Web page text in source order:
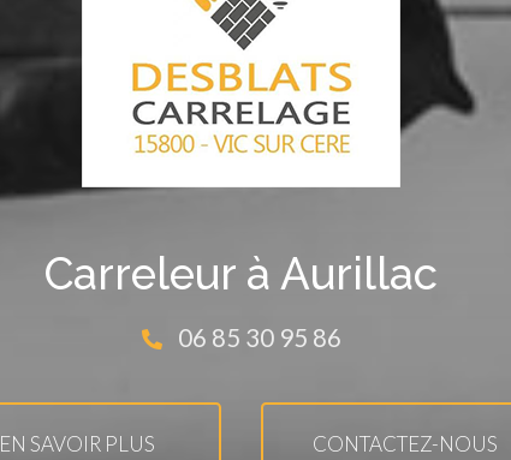
Carreleur à Aurillac
06 85 30 95 86
EN SAVOIR PLUS CONTACTEZ-NOUS